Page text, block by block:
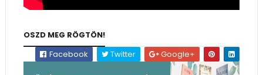
OSZD MEG RÖGTÖN!
Facebook
Twitter Google+